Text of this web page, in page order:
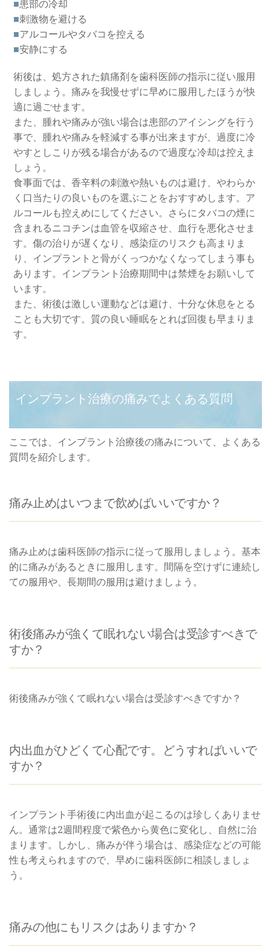
■患部の冷却
■刺激物を避ける
■アルコールやタバコを控える
■安静にする
術後は、処方された鎮痛剤を歯科医師の指示に従い服用
しましょう。痛みを我慢せずに早めに服用したほうが快
適に過ごせます。
また、腫れや痛みが強い場合は患部のアイシングを行う
事で、腫れや痛みを軽減する事が出来ますが、過度に冷
やすとしこりが残る場合があるので過度な冷却は控えま
しょう。
食事面では、香辛料の刺激や熱いものは避け、やわらか
く口当たりの良いものを選ぶことをおすすめします。ア
ルコールも控えめにしてください。さらにタバコの煙に
含まれるニコチンは血管を収縮させ、血行を悪化させま
す。傷の治りが遅くなり、感染症のリスクも高まりま
り、インプラントと骨がくっつかなくなってしまう事も
あります。インプラント治療期間中は禁煙をお願いして
います。
また、術後は激しい運動などは避け、十分な休息をとる
ことも大切です。質の良い睡眠をとれば回復も早まりま
す。
インプラント治療の痛みでよくある質問
ここでは、インプラント治療後の痛みについて、よくある
質問を紹介します。
痛み止めはいつまで飲めばいいですか？
痛み止めは歯科医師の指示に従って服用しましょう。基本
的に痛みがあるときに服用します。間隔を空けずに連続し
ての服用や、長期間の服用は避けましょう。
術後痛みが強くて眠れない場合は受診すべきで
すか？
術後痛みが強くて眠れない場合は受診すべきですか？
内出血がひどくて心配です。どうすればいいで
すか？
インプラント手術後に内出血が起こるのは珍しくありませ
ん。通常は2週間程度で紫色から黄色に変化し、自然に治
まります。しかし、痛みが伴う場合は、感染症などの可能
性も考えられますので、早めに歯科医師に相談しましょ
う。
痛みの他にもリスクはありますか？